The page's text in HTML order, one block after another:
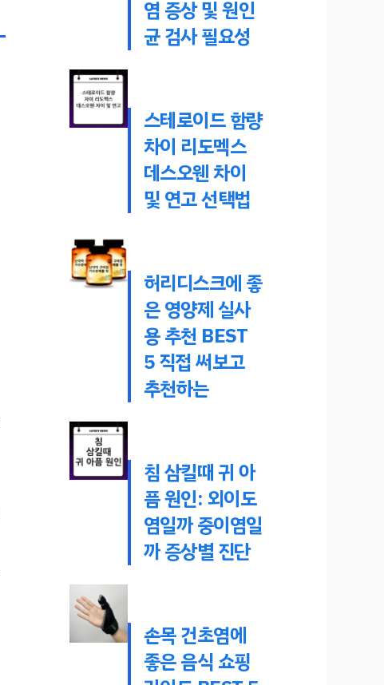
염 증상 및 원인
균 검사 필요성
스테로이드 함량
차이 리도멕스
데스오웬 차이
및 연고 선택법
허리디스크에 좋
은 영양제 실사
용 추천 BEST
5 직접 써보고
추천하는
침 삼킬때 귀 아
픔 원인: 외이도
염일까 중이염일
까 증상별 진단
손목 건초염에
좋은 음식 쇼핑